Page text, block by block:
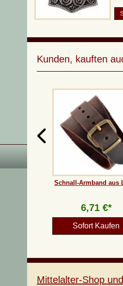
Kunden, kauften
Schnall-Armband aus
6,71 €*
Sofort Kaufen
Mittelalter-Shop